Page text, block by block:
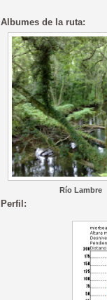
Albumes de la ruta:
Río Lambre
Perfil: